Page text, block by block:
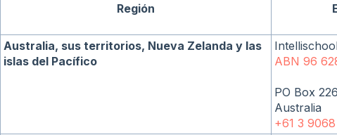
Región
Australia, sus territorios, Nueva Zelanda y las
islas del Pacífico
ABN 96
PO Box
Australia
+61 3